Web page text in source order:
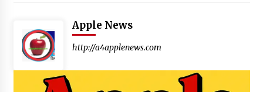
Apple News
http://a4applenews.com